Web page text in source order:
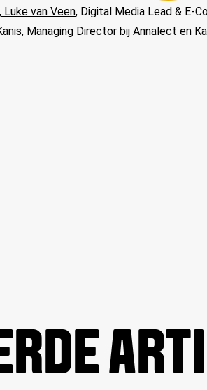
Luke van Veen, Digital Media Lead & E-
Managing Director bij Annalect en